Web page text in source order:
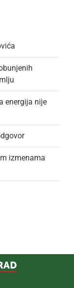
energija nije
izmenama